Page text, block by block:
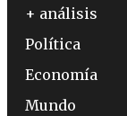
+ análisis
Política
Economía
Mundo